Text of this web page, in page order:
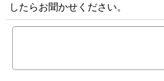
したらお聞かせください。